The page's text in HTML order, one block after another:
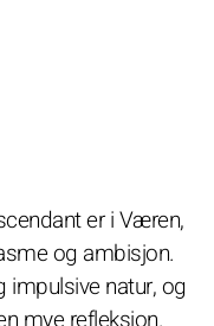
er i Væren,
og ambisjon.
impulsive natur, og